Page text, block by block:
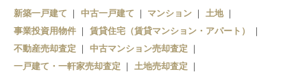
新築一戸建て 中古一戸建て マンション
土地
事業投資用物件
賃貸住宅（賃貸マンション・アパート）
不動産売却査定
中古マンション売却査定
一戸建て・一軒家売却査定
土地売却査定